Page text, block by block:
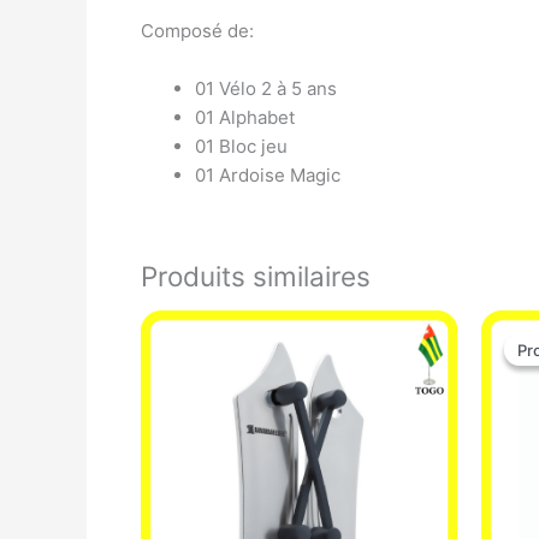
Composé de:
01 Vélo 2 à 5 ans
01 Alphabet
01 Bloc jeu
01 Ardoise Magic
Produits similaires